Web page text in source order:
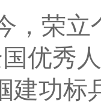
，荣立
优秀
建功标